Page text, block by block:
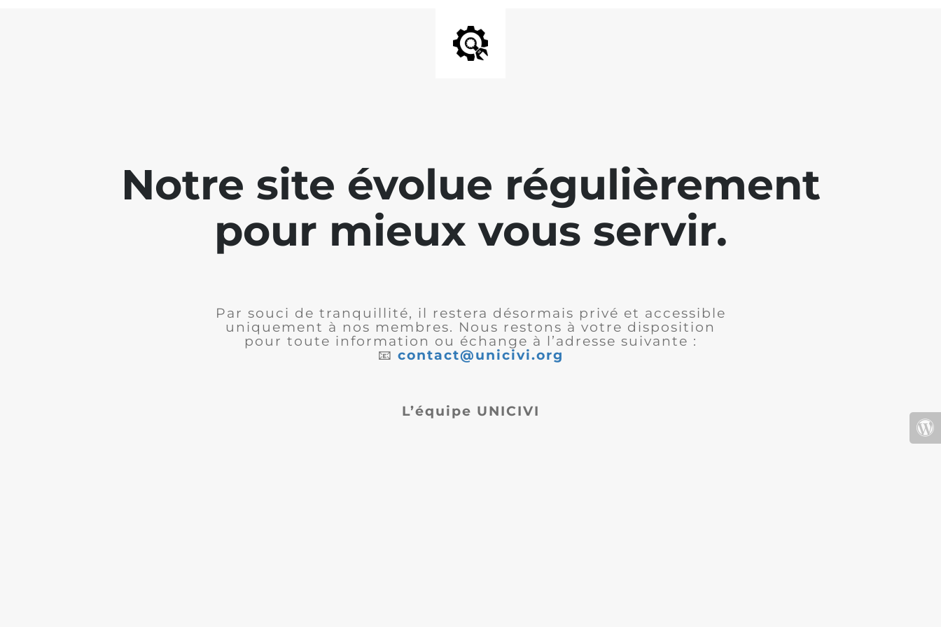
Notre site évolue régulièrement
pour mieux vous servir.
Par souci de tranquillité, il restera désormais privé et accessible
uniquement à nos membres. Nous restons à votre disposition
pour toute information ou échange à l’adresse suivante :
📧 contact@unicivi.org
L’équipe UNICIVI